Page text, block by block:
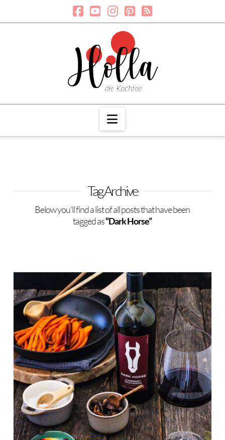
Navigation
Tag Archive
Below you'll find a list of all posts that have been
tagged as“Dark Horse”